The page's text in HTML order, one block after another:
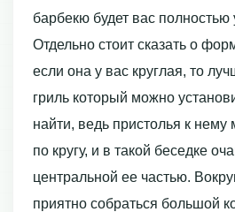
барбекю будет вас полностью
Отдельно стоит сказать о
если она у вас круглая, то
гриль который можно
найти, ведь пристолья к нему
по кругу, и в такой беседке
центральной ее частью.
приятно собраться большой